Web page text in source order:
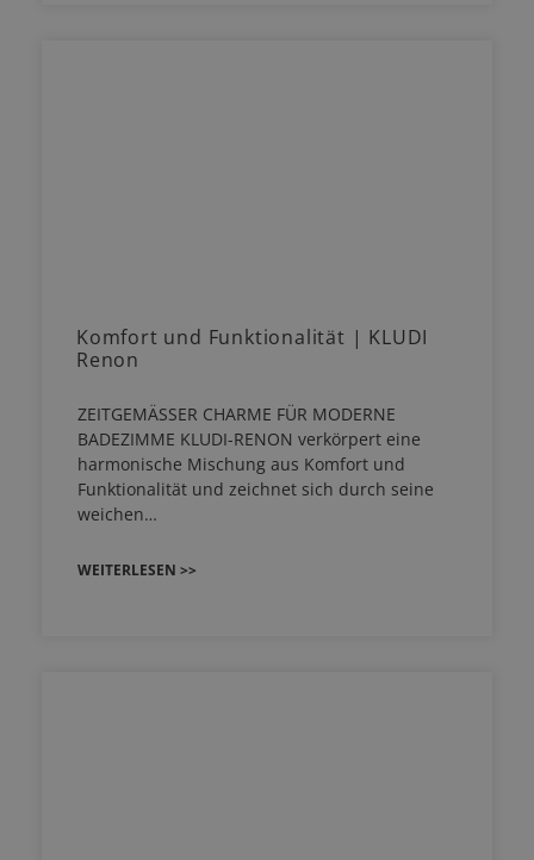
Komfort und Funktionalität | KLUDI
Renon
ZEITGEMÄSSER CHARME FÜR MODERNE
BADEZIMME KLUDI-RENON verkörpert eine
harmonische Mischung aus Komfort und
Funktionalität und zeichnet sich durch seine
weichen…
WEITERLESEN >>